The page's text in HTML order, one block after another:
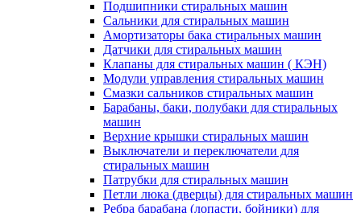
Подшипники стиральных машин
Сальники для стиральных машин
Амортизаторы бака стиральных машин
Датчики для стиральных машин
Клапаны для стиральных машин ( КЭН)
Модули управления стиральных машин
Смазки сальников стиральных машин
Барабаны, баки, полубаки для стиральных
машин
Верхние крышки стиральных машин
Выключатели и переключатели для
стиральных машин
Патрубки для стиральных машин
Петли люка (дверцы) для стиральных машин
Ребра барабана (лопасти, бойники) для